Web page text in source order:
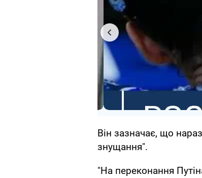
Він зазначає, що
знущання".
"На переконання